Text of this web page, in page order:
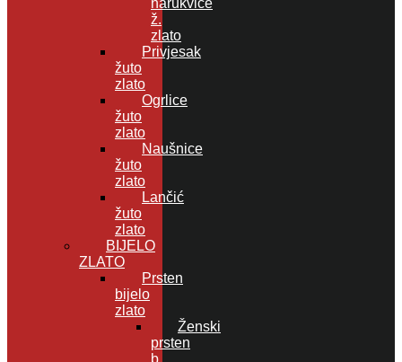
ž.
zlato
Privjesak
žuto
zlato
Ogrlice
žuto
zlato
Naušnice
žuto
zlato
Lančić
žuto
zlato
BIJELO
ZLATO
Prsten
bijelo
zlato
Ženski
prsten
b.